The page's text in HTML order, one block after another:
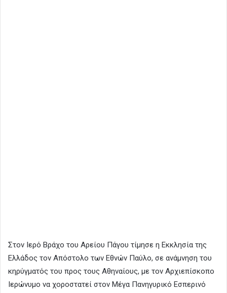
Στον Ιερό Βράχο του Αρείου Πάγου τίμησε η Εκκλησία της
Ελλάδος τον Απόστολο των Εθνών Παύλο, σε ανάμνηση του
κηρύγματός του προς τους Αθηναίους, με τον Αρχιεπίσκοπο
Ιερώνυμο να χοροστατεί στον Μέγα Πανηγυρικό Εσπερινό